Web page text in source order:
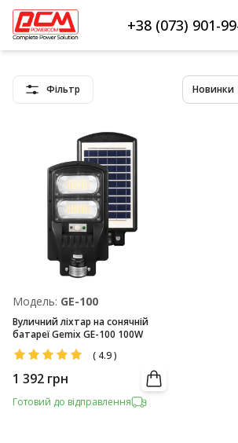
+38 (073) 901-
Фільтр Новинки
Модель: GE-100
Вуличний ліхтар на сонячній
батареї Gemix GE-100 100W
( 4.9)
1 392 грн
Готовий до відправлення